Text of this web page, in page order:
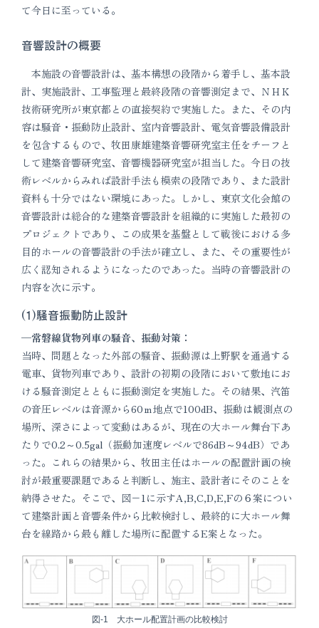
て今日に至っている。
音響設計の概要
本施設の音響設計は、基本構想の段階から着手し、基本設
計、実施設計、工事監理と最終段階の音響測定まで、ＮＨＫ
技術研究所が東京都との直接契約で実施した。また、その内
容は騒音・振動防止設計、室内音響設計、電気音響設備設計
を包含するもので、牧田康雄建築音響研究室主任をチーフと
して建築音響研究室、音響機器研究室が担当した。今日の技
術レベルからみれば設計手法も模索の段階であり、また設計
資料も十分ではない環境にあった。しかし、東京文化会館の
音響設計は総合的な建築音響設計を組織的に実施した最初の
プロジェクトであり、この成果を基盤として戦後における多
目的ホールの音響設計の手法が確立し、また、その重要性が
広く認知されるようになったのであった。当時の音響設計の
内容を次に示す。
(1)騒音振動防止設計
─常磐線貨物列車の騒音、振動対策：
当時、問題となった外部の騒音、振動源は上野駅を通過する
電車、貨物列車であり、設計の初期の段階において敷地にお
ける騒音測定とともに振動測定を実施した。その結果、汽笛
の音圧レベルは音源から60ｍ地点で100dB、振動は観測点の
場所、深さによって変動はあるが、現在の大ホール舞台下あ
たりで0.2～0.5gal（振動加速度レベルで86dB～94dB）であ
った。これらの結果から、牧田主任はホールの配置計画の検
討が最重要課題であると判断し、施主、設計者にそのことを
納得させた。そこで、図−1に示すA,B,C,D,E,Fの６案につい
て建築計画と音響条件から比較検討し、最終的に大ホール舞
台を線路から最も離した場所に配置するE案となった。
図-1 大ホール配置計画の比較検討